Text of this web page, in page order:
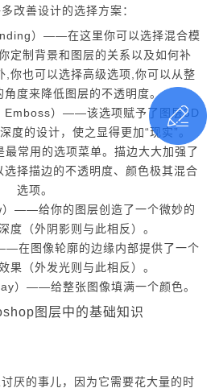
善设计的选择方案：
）——在这里你可以选择混合模
定制背景和图层的关系以及如何补
,你也可以选择高级选项,你可以从整
角度来降低图层的不透明度。
Emboss）——该选项赋予了图层3D
度的设计，使之显得更加“现实”。
常用的选项菜单。描边大大加强了
选择描边的不透明度、颜色极其混合
选项。
——给你的图层创造了一个微妙的
度（外阴影则与此相反）。
在图像轮廓的边缘内部提供了一个
果（外发光则与此相反）。
）——给整张图像填满一个颜色。
的事儿，因为它需要花大量的时